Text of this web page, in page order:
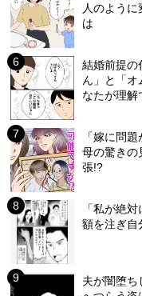
人のよう
は
結婚前提
ん」と「
なたが理解
「嫁に問
母の驚き
張!?
「私が絶
額を注ぎ自
夫が闇堕